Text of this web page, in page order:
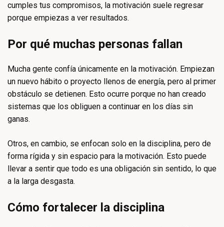
cumples tus compromisos, la motivación suele regresar
porque empiezas a ver resultados.
Por qué muchas personas fallan
Mucha gente confía únicamente en la motivación. Empiezan
un nuevo hábito o proyecto llenos de energía, pero al primer
obstáculo se detienen. Esto ocurre porque no han creado
sistemas que los obliguen a continuar en los días sin
ganas.
Otros, en cambio, se enfocan solo en la disciplina, pero de
forma rígida y sin espacio para la motivación. Esto puede
llevar a sentir que todo es una obligación sin sentido, lo que
a la larga desgasta.
Cómo fortalecer la disciplina